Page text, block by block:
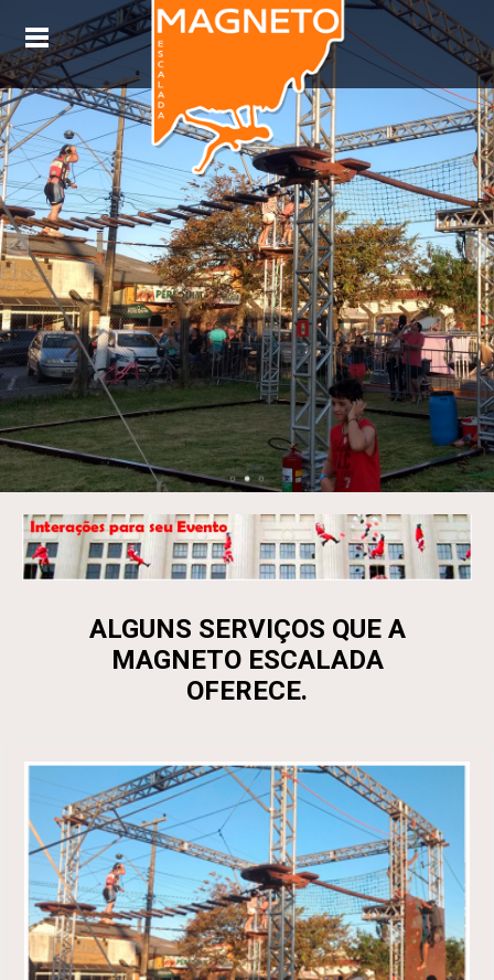
ALGUNS SERVIÇOS QUE A
MAGNETO ESCALADA
OFERECE.